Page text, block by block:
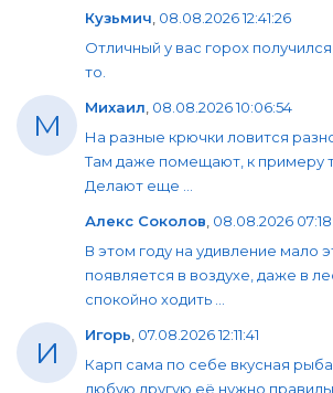
Кузьмич, 08.08.2026 12:41:26
Отличный у вас горох
то.
М Михаил, 08.08.2026 10:06:54
На разные крючки ловится
Там даже помещают, к примеру
Делают еще ...
Алекс Соколов, 08.08.2026
В этом году на удивление мало
появляется в воздухе, даже в
спокойно ходить ...
И Игорь, 07.08.2026 12:11:41
Карп сама по себе вкусная
любую другую её нужно